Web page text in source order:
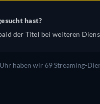
hast?
der Titel bei weiteren
haben wir 69 Streaming-